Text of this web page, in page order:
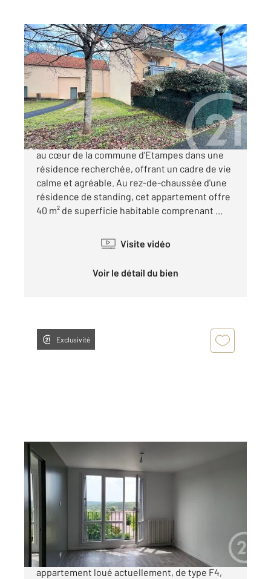
ETAMPES 91
38,15 m2, 2 pièces
Ref : 16617
Appartement F2 à vendre
120 000 €
Découvrez ce magnifique appartement niché
au cœur de la commune d'Etampes dans une
résidence recherchée, offrant un cadre de vie
calme et agréable. Au rez-de-chaussée d'une
résidence de standing, cet appartement offre
40 m² de superficie habitable comprenant ...
Visite vidéo
Voir le détail du bien
Exclusivité
ETAMPES 91
67,77 m2, 4 pièces
Appartement F4 à vendre
99 000 €
A vendre : ETAMPES, venez découvrir cette
appartement loué actuellement, de type F4,